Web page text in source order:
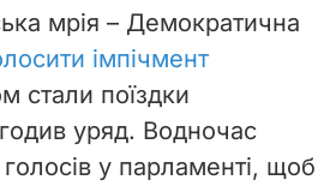
мрія – Демократична
імпічмент
стали поїздки
уряд. Водночас
у парламенті, щоб